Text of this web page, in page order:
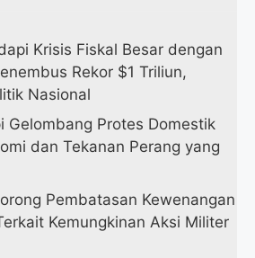
Krisis Fiskal Besar dengan
Rekor $1 Triliun,
Nasional
Gelombang Protes Domestik
dan Tekanan Perang yang
Pembatasan Kewenangan
Kemungkinan Aksi Militer